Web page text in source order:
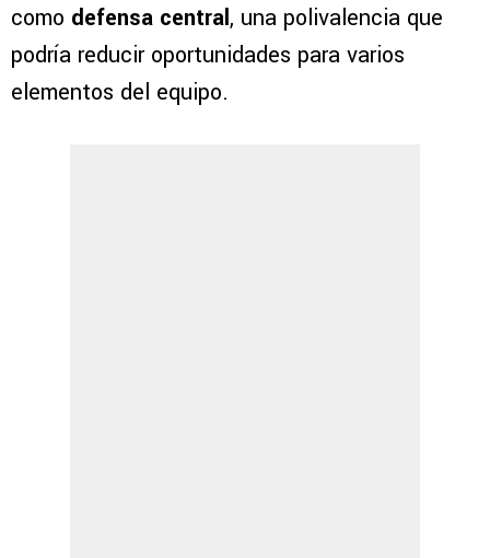
como defensa central, una polivalencia que
podría reducir oportunidades para varios
elementos del equipo.